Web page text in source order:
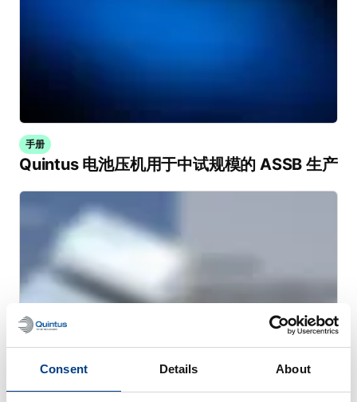
Consent Details About
手册
Quintus 电池压机用于中试规模的 ASSB 生产